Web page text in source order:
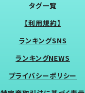
タグ一覧
【利用規約】
ランキングSNS
ランキングNEWS
プライバシーポリシー